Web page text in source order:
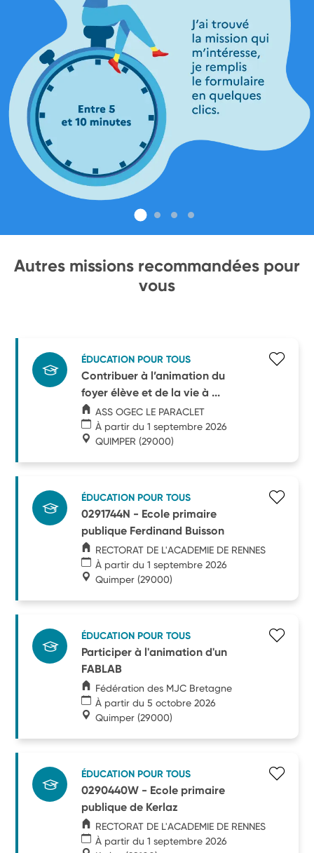
Autres missions recommandées pour
vous
ÉDUCATION POUR TOUS
Contribuer à l’animation du
foyer élève et de la vie à ...
ASS OGEC LE PARACLET
À partir du 1 septembre 2026
QUIMPER (29000)
ÉDUCATION POUR TOUS
0291744N - Ecole primaire
publique Ferdinand Buisson
RECTORAT DE L'ACADEMIE DE RENNES
À partir du 1 septembre 2026
Quimper (29000)
ÉDUCATION POUR TOUS
Participer à l'animation d'un
FABLAB
Fédération des MJC Bretagne
À partir du 5 octobre 2026
Quimper (29000)
ÉDUCATION POUR TOUS
0290440W - Ecole primaire
publique de Kerlaz
RECTORAT DE L'ACADEMIE DE RENNES
À partir du 1 septembre 2026